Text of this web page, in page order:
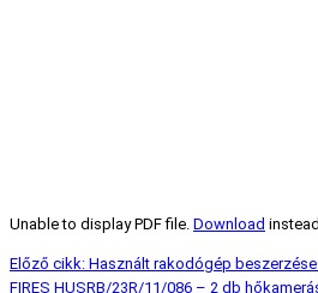
Unable to display PDF file. Download
Előző cikk: Használt rakodógép beszerzése
FIRES HUSRB/23R/11/086 – 2 db